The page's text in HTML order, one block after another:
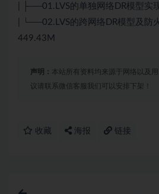
| ├──01.LVS的单独网络DR模型实
| └──02.LVS的跨网络DR模型及防
449.43M
声明： 本站所有资料均来源于网络以及
议请联系微信客服我们可以安排下架！
收藏 海报 链接